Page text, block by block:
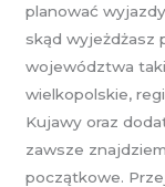
planować
skąd wyjeżdżasz
województwa
wielkopolskie,
Kujawy oraz
zawsze
początkowe.